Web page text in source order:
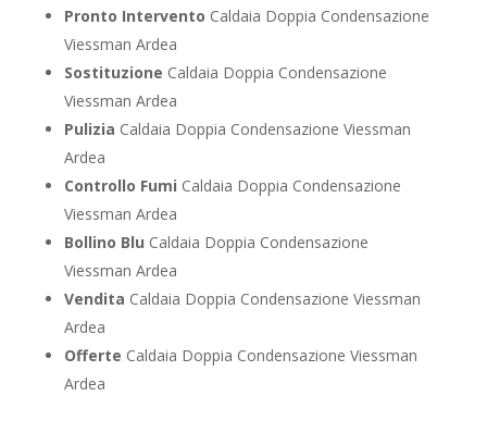
Pronto Intervento Caldaia Doppia Condensazione
Viessman Ardea
Sostituzione Caldaia Doppia Condensazione
Viessman Ardea
Pulizia Caldaia Doppia Condensazione Viessman
Ardea
Controllo Fumi Caldaia Doppia Condensazione
Viessman Ardea
Bollino Blu Caldaia Doppia Condensazione
Viessman Ardea
Vendita Caldaia Doppia Condensazione Viessman
Ardea
Offerte Caldaia Doppia Condensazione Viessman
Ardea